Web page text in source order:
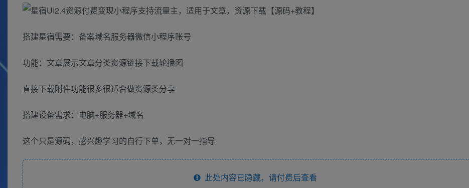
搭建星宿需要：备案域名服务器微信小程序账号
功能：文章展示文章分类资源链接下载轮播图
直接下载附件功能很多很适合做资源类分享
搭建设备需求：电脑+服务器+域名
这个只是源码，感兴趣学习的自行下单，无一对一指导
此处内容已隐藏，请付费后查看